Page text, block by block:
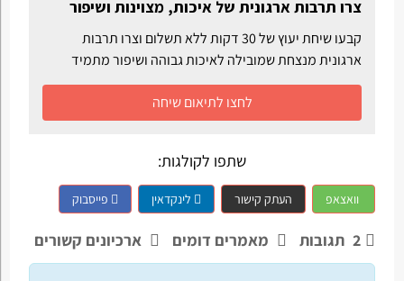
צרו תרבות ארגונית של איכות, מצוינות ושיפור
קבעו שיחת יעוץ של 30 דקות ללא תשלום וצרו תרבות
ארגונית מנצחת שמובילה לאיכות גבוהה ושיפור מתמיד
לחצו לתיאום שיחה
שתפו לקולגות:
וואצאפ העתק קישור לינקדאין פייסבוק
2 תגובות מאמרים דומים ארכיונים קשורים